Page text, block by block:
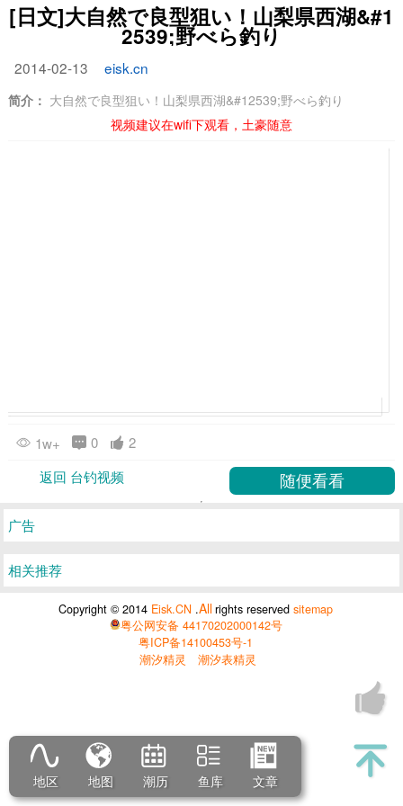
[日文]大自然で良型狙い！山梨県西湖&#1
2539;野べら釣り
2014-02-13 eisk.cn
简介： 大自然で良型狙い！山梨県西湖&#12539;野べら釣り
视频建议在wifi下观看，土豪随意
1w+ 0
2
返回 台钓视频
广告
相关推荐
Copyright © 2014 Eisk.CN .Allrights reservedsitemap
粤公网安备 44170202000142号
粤ICP备14100453号-1
潮汐精灵
潮汐表精灵
地区 地图 潮历 鱼库 文章